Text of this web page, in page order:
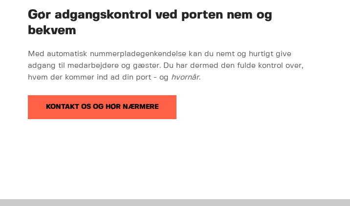
Gør adgangskontrol ved porten nem og
bekvem
Med automatisk nummerpladegenkendelse kan du nemt og hurtigt give
adgang til medarbejdere og gæster. Du har dermed den fulde kontrol over,
hvem der kommer ind ad din port - og hvornår.
KONTAKT OS OG HØR NÆRMERE